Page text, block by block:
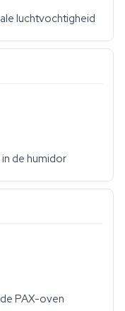
luchtvochtigheid
de humidor
PAX-oven